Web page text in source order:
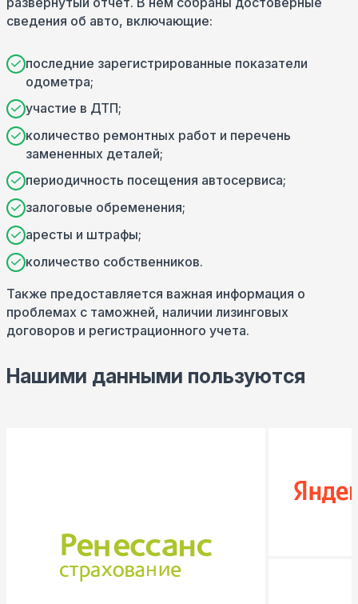
сведения об авто, включающие:
последние зарегистрированные показатели
одометра;
участие в ДТП;
количество ремонтных работ и перечень
замененных деталей;
периодичность посещения автосервиса;
залоговые обременения;
аресты и штрафы;
количество собственников.
Также предоставляется важная информация о
проблемах с таможней, наличии лизинговых
договоров и регистрационного учета.
Нашими данными пользуются